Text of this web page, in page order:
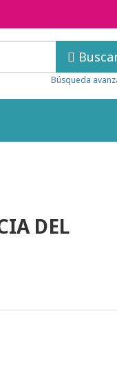
Búsqueda
DEL